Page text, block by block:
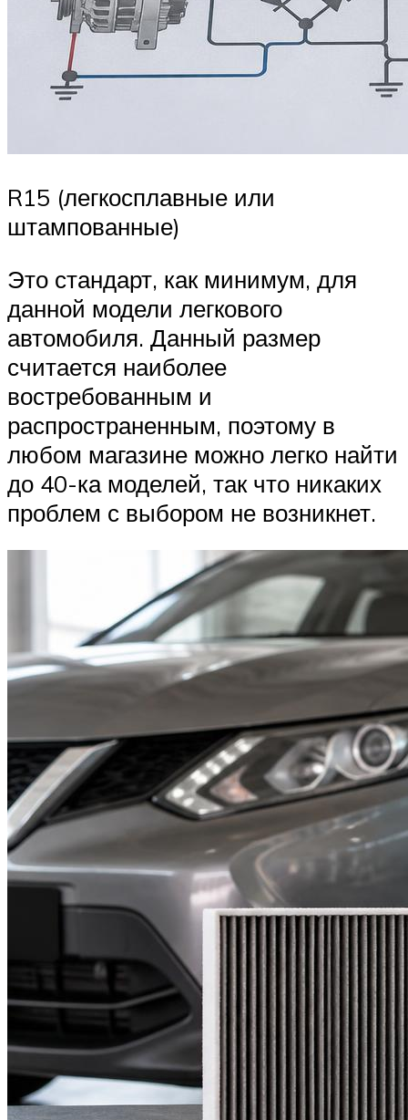
R15 (легкосплавные или
штампованные)
Это стандарт, как минимум, для
данной модели легкового
автомобиля. Данный размер
считается наиболее
востребованным и
распространенным, поэтому в
любом магазине можно легко найти
до 40-ка моделей, так что никаких
проблем с выбором не возникнет.